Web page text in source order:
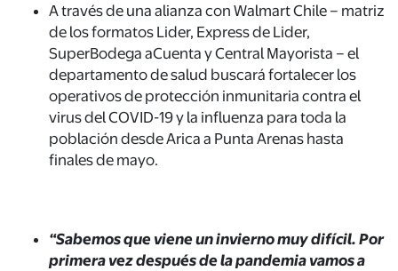
A través de una alianza con Walmart Chile – matriz
de los formatos Lider, Express de Lider,
SuperBodega aCuenta y Central Mayorista – el
departamento de salud buscará fortalecer los
operativos de protección inmunitaria contra el
virus del COVID-19 y la influenza para toda la
población desde Arica a Punta Arenas hasta
finales de mayo.
“Sabemos que viene un invierno muy difícil. Por
primera vez después de la pandemia vamos a